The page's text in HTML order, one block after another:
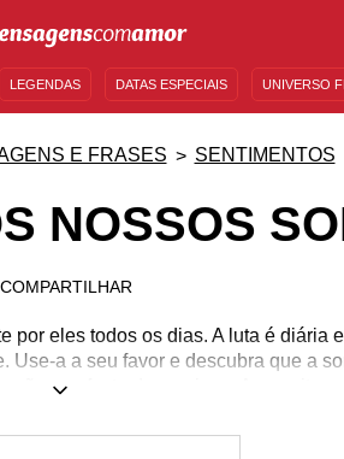
LEGENDAS DATAS ESPECIAIS UNIVERSO
E FRASES SENTIMENTOS
NOSSOS
COMPARTILHAR
por eles todos os dias. A luta é diária
Use-a a seu favor e descubra que a
não se afaste dos amigos. Aproveite a